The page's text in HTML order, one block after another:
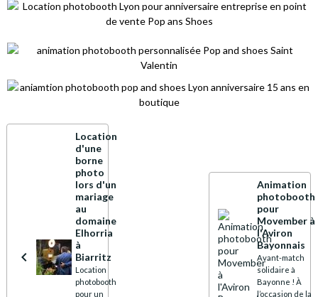
Location
d'une
borne
photo
lors d'un
mariage
au
domaine
Elhorria
à
Biarritz
Location
photobooth
pour un
Animation
photobooth
pour
Movember à
l'Aviron
Bayonnais
Avant-match
solidaire à
Bayonne ! À
l’occasion de la